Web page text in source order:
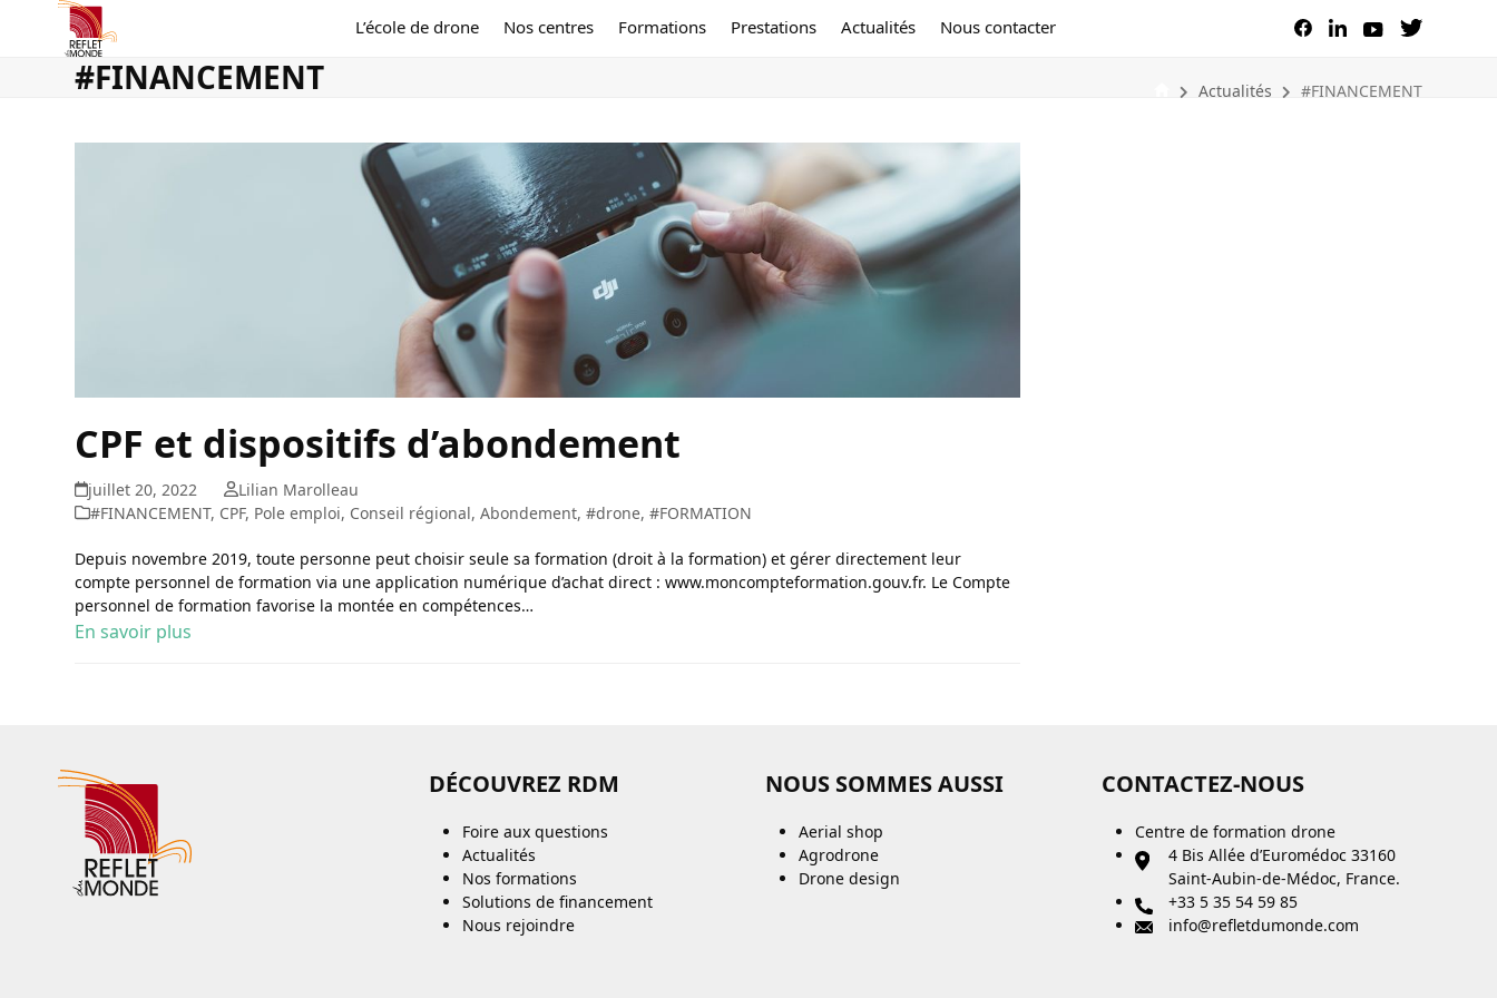
L’école de drone Nos centres Formations Prestations Actualités Nous contacter
#FINANCEMENT Actualités #FINANCEMENT
CPF et dispositifs d’abondement
juillet 20, 2022
Lilian Marolleau
#FINANCEMENT, CPF, Pole emploi, Conseil régional,Abondement,#drone,#FORMATION
Depuis novembre 2019, toute personne peut choisir seule sa formation (droit à la formation) et gérer directement leur
compte personnel de formation via une application numérique d’achat direct : www.moncompteformation.gouv.fr. Le Compte
personnel de formation favorise la montée en compétences…
En savoir plus
DÉCOUVREZ RDM
Foire aux questions
Actualités
Nos formations
Solutions de financement
Nous rejoindre
NOUS SOMMES AUSSI
Aerial shop
Agrodrone
Drone design
CONTACTEZ-NOUS
Centre de formation drone
4 Bis Allée d’Euromédoc 33160
Saint-Aubin-de-Médoc, France.
+33 5 35 54 59 85
info@refletdumonde.com